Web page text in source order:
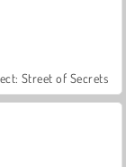
Street of Secrets